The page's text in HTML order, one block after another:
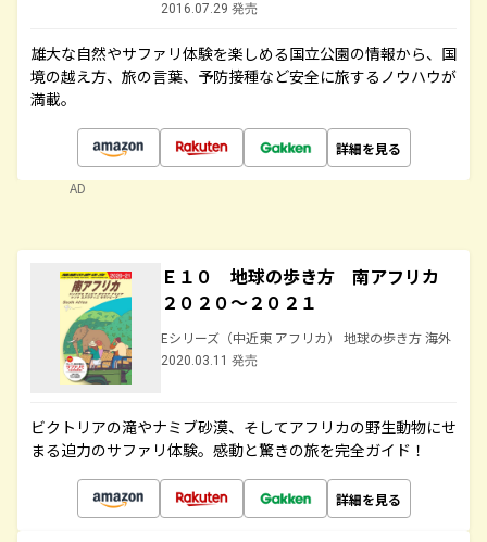
2016.07.29 発売
雄大な自然やサファリ体験を楽しめる国立公園の情報から、国
境の越え方、旅の言葉、予防接種など安全に旅するノウハウが
満載。
詳細を見る
AD
Ｅ１０ 地球の歩き方 南アフリカ
２０２０～２０２１
Eシリーズ（中近東 アフリカ） 地球の歩き方 海外
2020.03.11 発売
ビクトリアの滝やナミブ砂漠、そしてアフリカの野生動物にせ
まる迫力のサファリ体験。感動と驚きの旅を完全ガイド！
詳細を見る